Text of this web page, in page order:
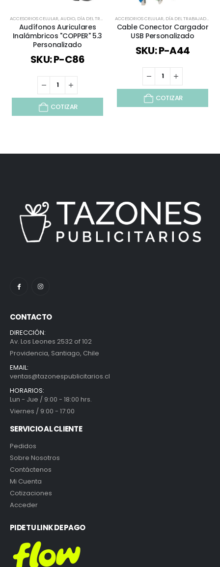
ACCESORIOS CELULAR,AUDIO, DÍA DEL TRABAJADOR ,ESPECIAL DÍA DEL MINERO,ESPECIAL DÍA
Audífonos Auriculares
Inalámbricos "COPPER" 5.3
Personalizado
SKU: P-C86
COTIZAR
ACCESORIOS CELULAR, DÍA DEL TRABAJADOR
Cable Conector Cargador
USB Personalizado
SKU: P-A44
COTIZAR
CONTACTO
DIRECCIÓN:
Av. Los Leones 2532 of 102
Providencia, Santiago, Chile
EMAIL:
ventas@tazonespublicitarios.cl
HORARIOS:
Lun - Jue / 9:00 - 18:00 hrs.
Viernes / 9:00 - 17:00
SERVICIO AL CLIENTE
Pedidos
Sobre Nosotros
Contáctenos
Mi Cuenta
Cotizaciones
Acceder
PIDE TU LINK DE PAGO